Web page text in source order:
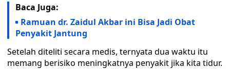
Baca Juga:
Ramuan dr. Zaidul Akbar ini Bisa Jadi Obat
Penyakit Jantung
Setelah diteliti secara medis, ternyata dua waktu itu
memang berisiko meningkatnya penyakit jika kita tidur.